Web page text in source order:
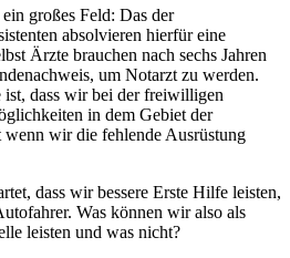
großes Feld: Das der
absolvieren hierfür eine
Ärzte brauchen nach sechs Jahren
um Notarzt zu werden.
ist, dass wir bei der freiwilligen
in dem Gebiet der
wir die fehlende Ausrüstung
dass wir bessere Erste Hilfe leisten,
Was können wir also als
leisten und was nicht?